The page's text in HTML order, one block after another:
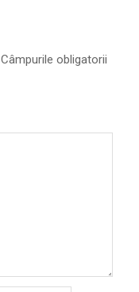
Câmpurile obligatorii